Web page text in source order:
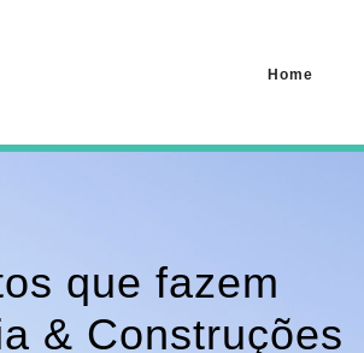
que fazem
& Construções
Home